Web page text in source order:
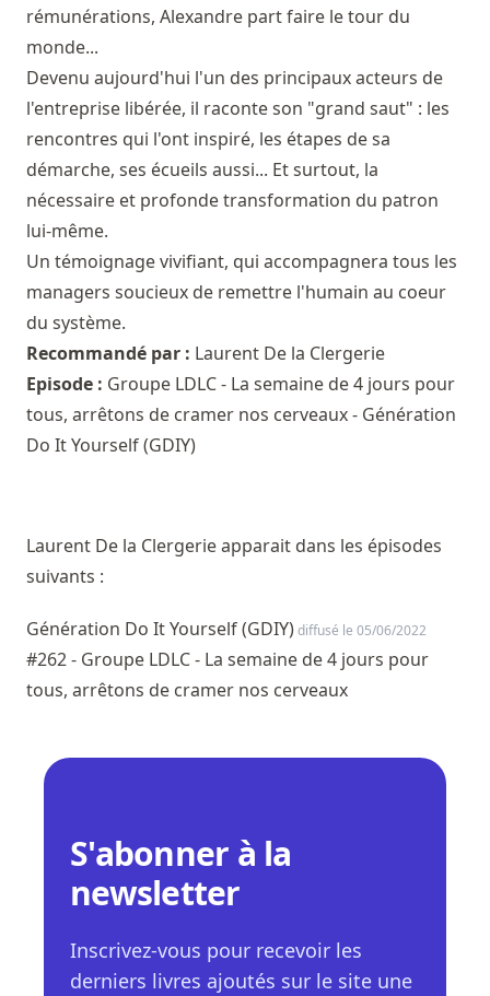
rémunérations, Alexandre part faire le tour du
monde...
Devenu aujourd'hui l'un des principaux acteurs de
l'entreprise libérée, il raconte son "grand saut" : les
rencontres qui l'ont inspiré, les étapes de sa
démarche, ses écueils aussi... Et surtout, la
nécessaire et profonde transformation du patron
lui-même.
Un témoignage vivifiant, qui accompagnera tous les
managers soucieux de remettre l'humain au coeur
du système.
Recommandé par : Laurent De la Clergerie
Episode : Groupe LDLC - La semaine de 4 jours pour
tous, arrêtons de cramer nos cerveaux - Génération
Do It Yourself (GDIY)
Laurent De la Clergerie apparait dans les épisodes
suivants :
Génération Do It Yourself (GDIY)diffusé le 05/06/2022
#262 - Groupe LDLC - La semaine de 4 jours pour
tous, arrêtons de cramer nos cerveaux
S'abonner à la
newsletter
Inscrivez-vous pour recevoir les
derniers livres ajoutés sur le site une